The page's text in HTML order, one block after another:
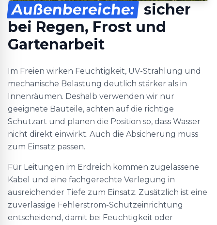
Außenbereiche: sicher
bei Regen, Frost und
Gartenarbeit
Im Freien wirken Feuchtigkeit, UV-Strahlung und
mechanische Belastung deutlich stärker als in
Innenräumen. Deshalb verwenden wir nur
geeignete Bauteile, achten auf die richtige
Schutzart und planen die Position so, dass Wasser
nicht direkt einwirkt. Auch die Absicherung muss
zum Einsatz passen.
Für Leitungen im Erdreich kommen zugelassene
Kabel und eine fachgerechte Verlegung in
ausreichender Tiefe zum Einsatz. Zusätzlich ist eine
zuverlässige Fehlerstrom-Schutzeinrichtung
entscheidend, damit bei Feuchtigkeit oder